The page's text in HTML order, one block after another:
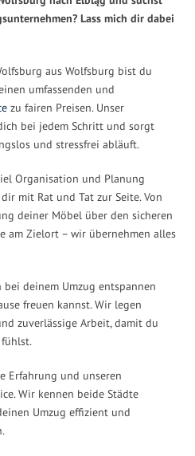
Lass mich dir dabei
aus Wolfsburg bist du
umfassenden und
zu fairen Preisen. Unser
bei jedem Schritt und sorgt
und stressfrei abläuft.
Organisation und Planung
mit Rat und Tat zur Seite. Von
deiner Möbel über den sicheren
am Zielort – wir übernehmen alles
deinem Umzug entspannen
freuen kannst. Wir legen
zuverlässige Arbeit, damit du
Erfahrung und unseren
Wir kennen beide Städte
Umzug effizient und